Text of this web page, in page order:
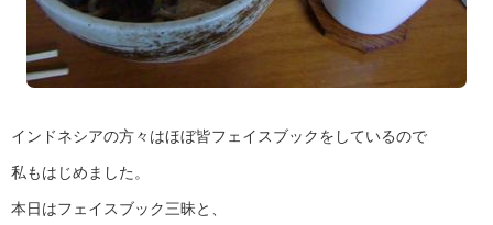
インドネシアの方々はほぼ皆フェイスブックをしているので
私もはじめました。
本日はフェイスブック三昧と、